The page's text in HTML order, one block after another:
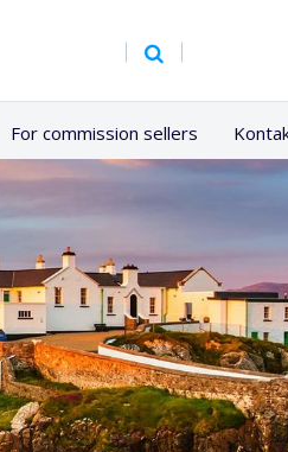
For commission sellers